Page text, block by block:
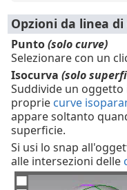
Opzioni da linea
Punto(solo curve)
Selezionare con un
Isocurva (solo
Suddivide un
proprie curve
appare soltanto
superficie.
Si usi lo snap
alle intersezioni delle